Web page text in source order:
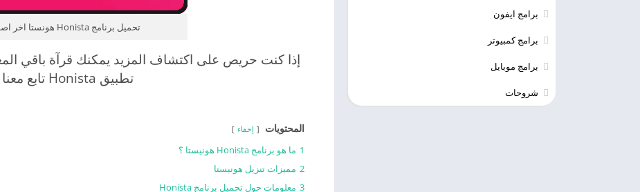
تحميل برنامج Honista هونستا اخر اصدار
إذا كنت حريص على اكتشاف المزيد يمكنك قرآة باقي
تطبيق Honista تابع معنا .
المحتويات إخفاء
1 ما هو برنامج Honista هونيستا ؟
2 مميزات تنزيل هونيستا
3 معلومات حول تحميل برنامج Honista
برامج ايفون
برامج كمبيوتر
برامج موبايل
شروحات